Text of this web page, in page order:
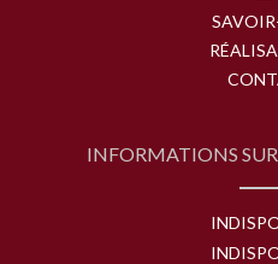
INFORMATIONS